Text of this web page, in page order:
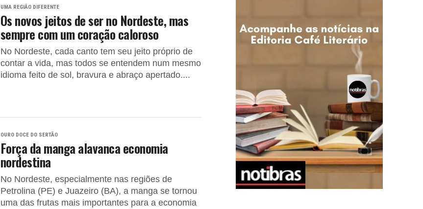
UMA REGIÃO DIFERENTE
Os novos jeitos de ser no Nordeste, mas
sempre com um coração caloroso
No Nordeste, cada canto tem seu jeito próprio de
contar a vida, mas todos se entendem num mesmo
idioma feito de sol, bravura e abraço apertado....
OURO DOCE DO SERTÃO
Força da manga alavanca economia
nordestina
No Nordeste, especialmente nas regiões de
Petrolina (PE) e Juazeiro (BA), a manga se tornou
uma das frutas mais importantes para a economia